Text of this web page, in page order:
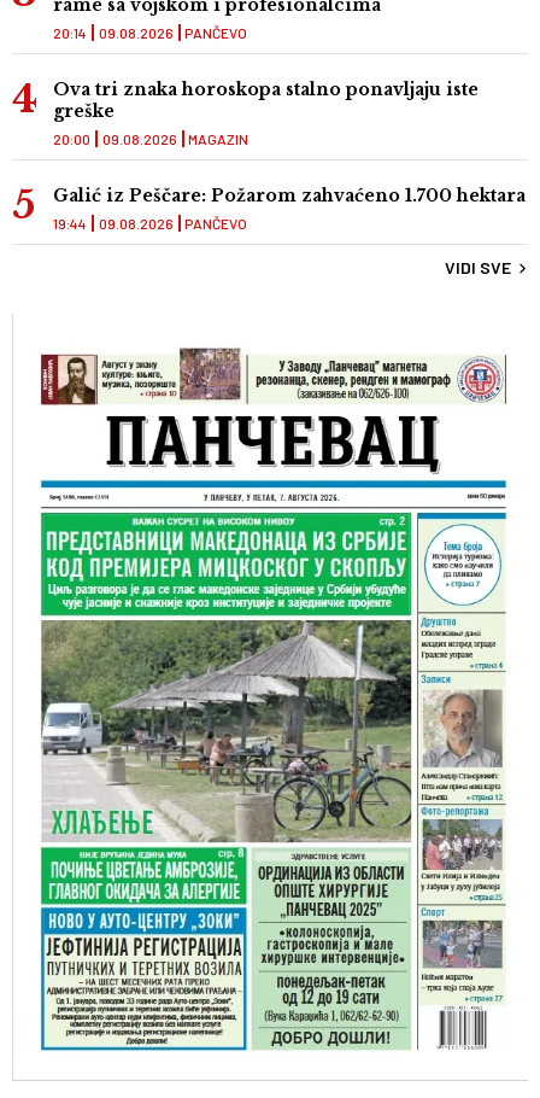
rame sa vojskom i profesionalcima
PANČEVO
20:14 09.08.2026
Ova tri znaka horoskopa stalno ponavljaju iste
greške
MAGAZIN
20:00 09.08.2026
Galić iz Peščare: Požarom zahvaćeno 1.700 hektara
PANČEVO
19:44 09.08.2026
VIDI SVE